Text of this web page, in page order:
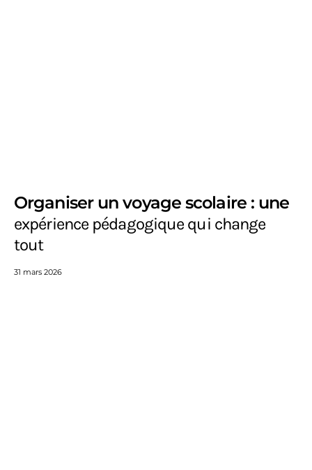
Organiser un voyage scolaire : une
expérience pédagogique qui change
tout
31 mars 2026